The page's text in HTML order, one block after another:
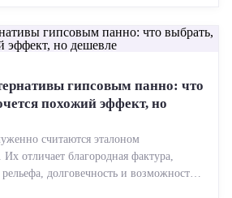
гипсовым панно: что
похожий эффект, но
считаются эталоном
Их отличает благородная фактура,
долговечность и возможность